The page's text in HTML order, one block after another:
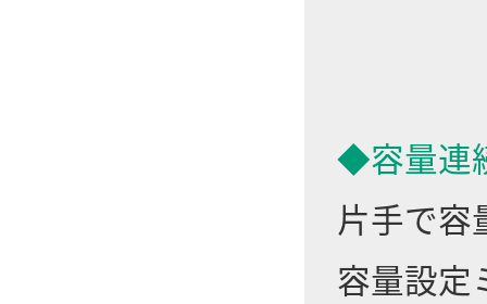
◆容量連
片手で容
容量設定